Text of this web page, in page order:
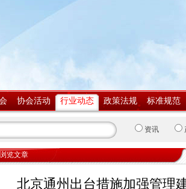
协会活动 行业动态 政策法规 标准规范
资讯
览文章
北京通州出台措施加强管理